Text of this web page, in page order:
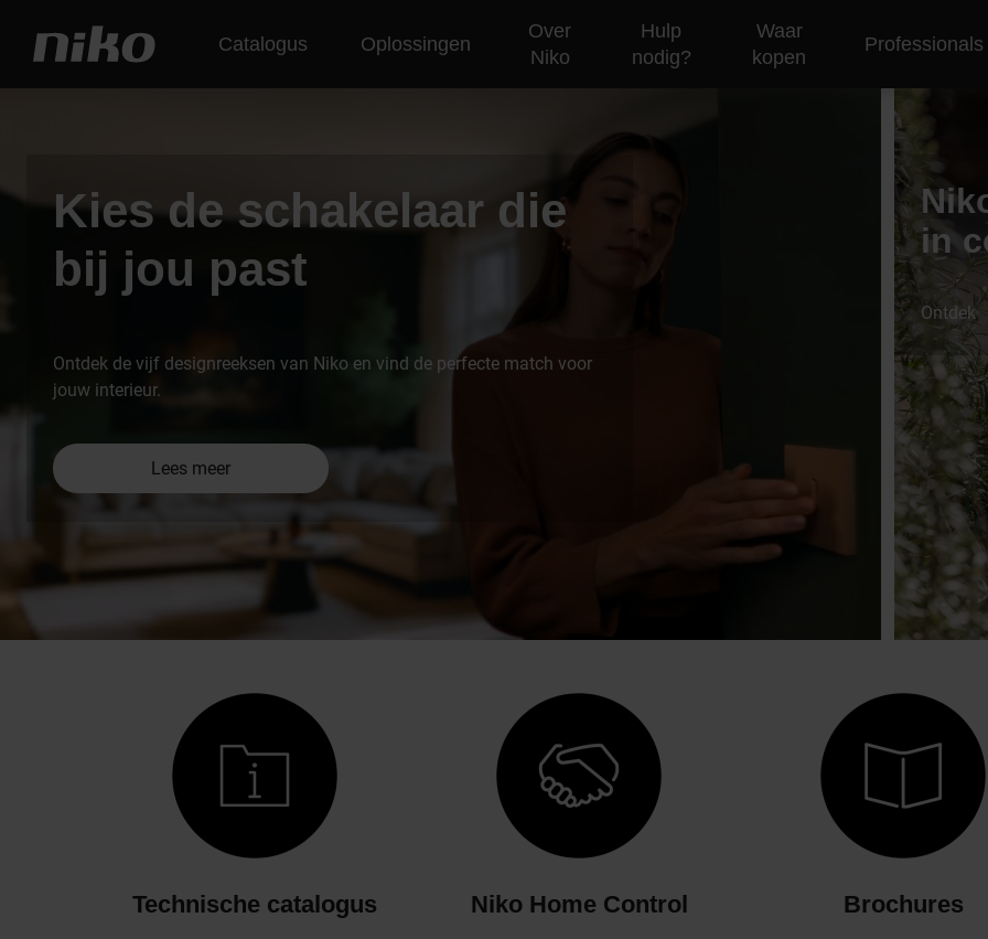
Catalogus Oplossingen
Over
Niko
Hulp
nodig?
Waar
kopen
Professionals
Kies de schakelaar die
bij jou past
Ontdek de vijf designreeksen van Niko en vind de perfecte match voor
jouw interieur.
Lees meer
in
Ontdek
Technische catalogus Niko Home Control Brochures